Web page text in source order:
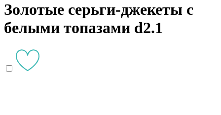
Золотые серьги-джекеты с
белыми топазами d2.1